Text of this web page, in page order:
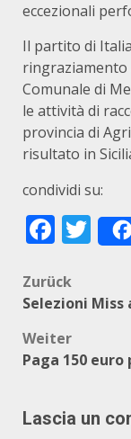
eccezionali
Il partito di
ringraziamento
Comunale di
le attività di
provincia di
risultato in
condividi su:
Zurück
Selezioni Miss
Weiter
Paga 150
Lascia un